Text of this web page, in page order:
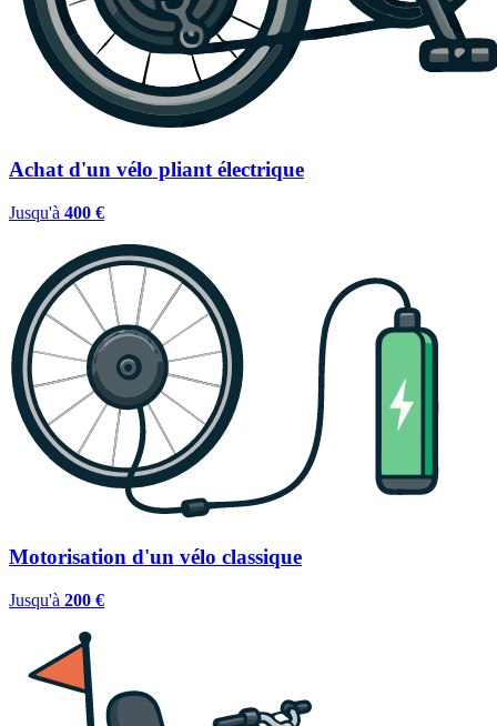
Achat d'un vélo pliant électrique
Jusqu'à 400 €
Motorisation d'un vélo classique
Jusqu'à 200 €